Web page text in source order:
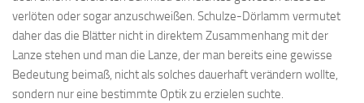
verlöten oder sogar anzuschweißen. Schulze-Dörlamm vermutet
daher das die Blätter nicht in direktem Zusammenhang mit der
Lanze stehen und man die Lanze, der man bereits eine gewisse
Bedeutung beimaß, nicht als solches dauerhaft verändern wollte,
sondern nur eine bestimmte Optik zu erzielen suchte.